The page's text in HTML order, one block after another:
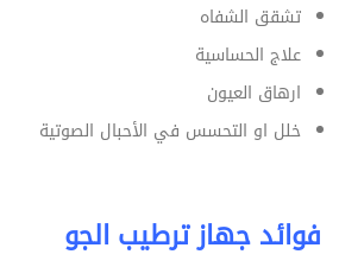
تشقق الشفاه ‏
علاج الحساسية
ارهاق العيون
خلل او التحسس في الأحبال الصوتية
فوائد جهاز ترطيب الجو